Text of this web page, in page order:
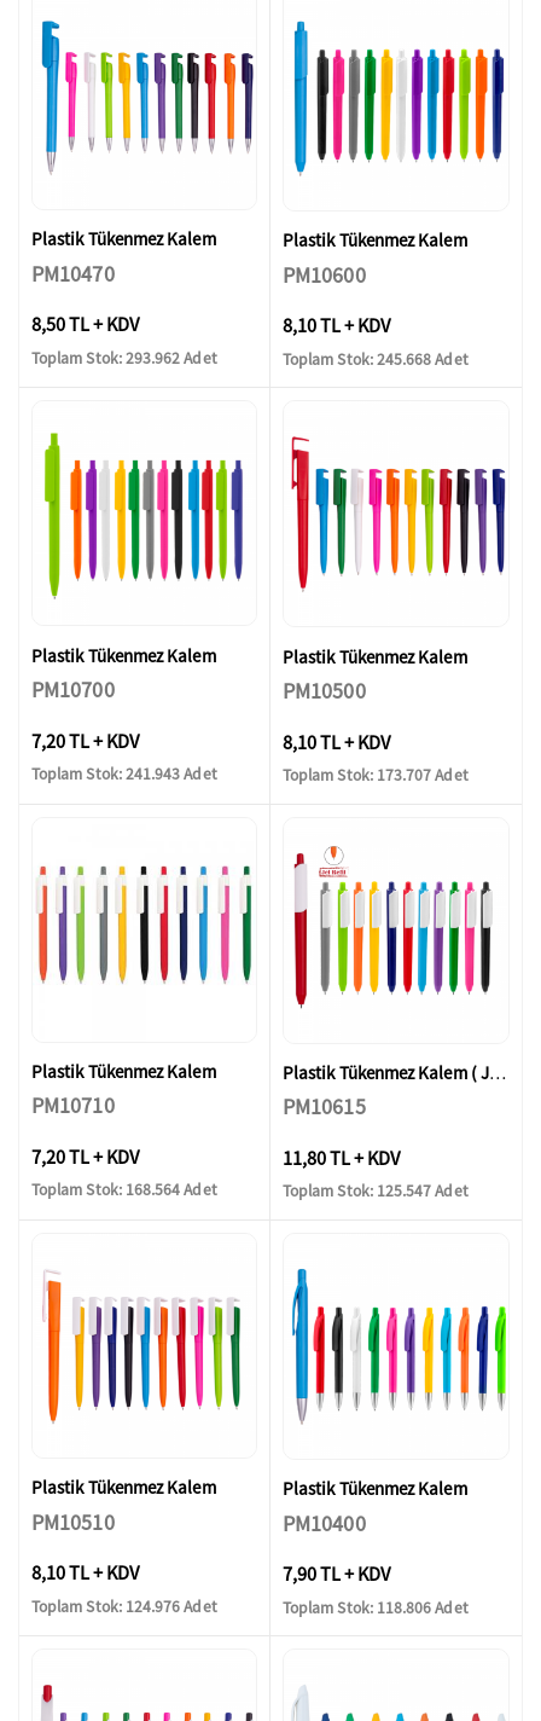
Plastik Tükenmez Kalem
PM10470
8,50 TL + KDV
Toplam Stok: 293.962 Adet
Plastik Tükenmez Kalem
PM10600
8,10 TL + KDV
Toplam Stok: 245.668 Adet
Plastik Tükenmez Kalem
PM10700
7,20 TL + KDV
Toplam Stok: 241.943 Adet
Plastik Tükenmez Kalem
PM10500
8,10 TL + KDV
Toplam Stok: 173.707 Adet
Plastik Tükenmez Kalem
PM10710
7,20 TL + KDV
Toplam Stok: 168.564 Adet
Plastik Tükenmez Kalem ( Jel Refil )
PM10615
11,80 TL + KDV
Toplam Stok: 125.547 Adet
Plastik Tükenmez Kalem
PM10510
8,10 TL + KDV
Toplam Stok: 124.976 Adet
Plastik Tükenmez Kalem
PM10400
7,90 TL + KDV
Toplam Stok: 118.806 Adet